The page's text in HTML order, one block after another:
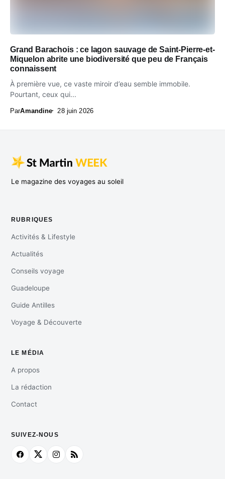
Grand Barachois : ce lagon sauvage de Saint-Pierre-et-
Miquelon abrite une biodiversité que peu de Français
connaissent
À première vue, ce vaste miroir d’eau semble immobile.
Pourtant, ceux qui...
ParAmandine 28 juin 2026
Le magazine des voyages au soleil
RUBRIQUES
Activités & Lifestyle
Actualités
Conseils voyage
Guadeloupe
Guide Antilles
Voyage & Découverte
LE MÉDIA
A propos
La rédaction
Contact
SUIVEZ-NOUS